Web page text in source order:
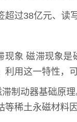
过38亿元、读
象 磁滞现象
用这一特性，
制动器基础原
稀土永磁材料